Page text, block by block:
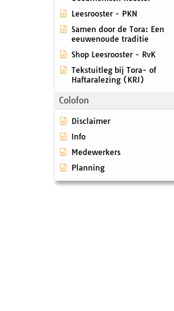
Leesrooster - PKN
Samen door de Tora: Een
eeuwenoude traditie
Shop Leesrooster - RvK
Tekstuitleg bij Tora- of
Haftaralezing (KRJ)
Colofon
Disclaimer
Info
Medewerkers
Planning